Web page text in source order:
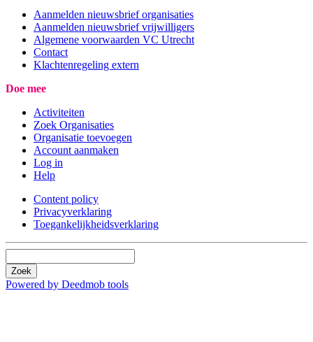
Aanmelden nieuwsbrief organisaties
Aanmelden nieuwsbrief vrijwilligers
Algemene voorwaarden VC Utrecht
Contact
Klachtenregeling extern
Doe mee
Activiteiten
Zoek Organisaties
Organisatie toevoegen
Account aanmaken
Log in
Help
Content policy
Privacyverklaring
Toegankelijkheidsverklaring
Zoek
Powered by Deedmob tools